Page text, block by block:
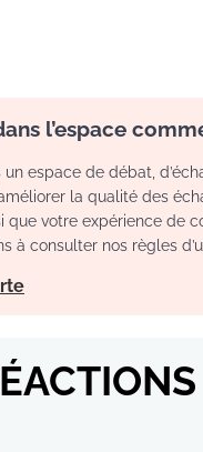
l’espace
un espace de débat,
la qualité des
que votre expérience de
à consulter nos règles